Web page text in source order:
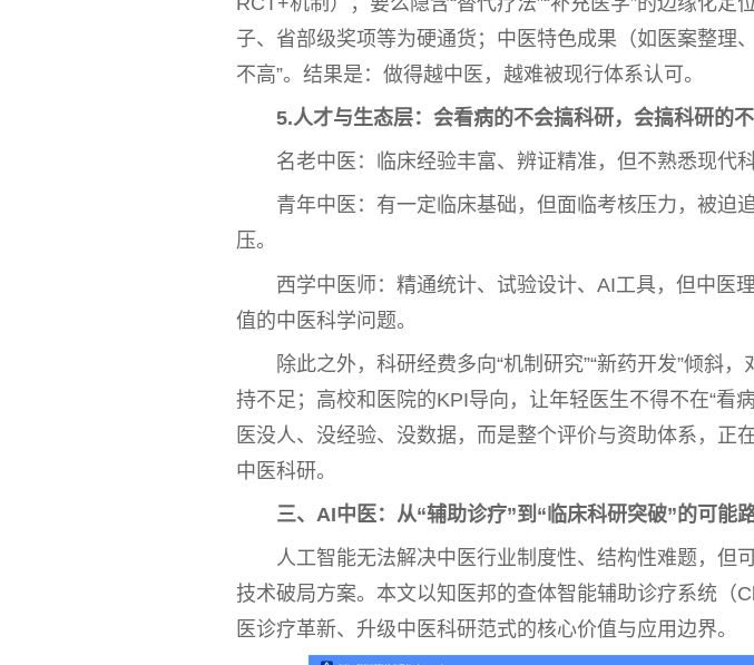
子、省部级奖项等为硬通货； 中医特色成果（如医案整理
不高”。结果是：做得越中医 ，越难被现行体系认可。
5.人才与生态层：会看病的不会搞科研，会搞科研的
名老中医 ：临床经验丰富、辨证精准，但不熟悉现代
青年中医 ：有一定临床基础，但面临考核压力，被迫
压。
西学中医师：精通统计、试验设计、AI工具，但中医
值的中医科学问题。
除此之外，科研经费多向“机制研究”“新药开发”倾斜
持不足；高校和医院的KPI导向，让年轻医生不得不在“看
医没人、没经验、没数据，而是整个评价与资助体系，正
中医科研。
三、AI中医：从“辅助诊疗”到“临床科研突破”的可能
人工智能无法解决中医行业制度性、结构性难题，但
技术破局方案。本文以知医邦的查体智能辅助诊疗系统（
医诊疗革新、升级中医科研范式的核心价值与应用边界。